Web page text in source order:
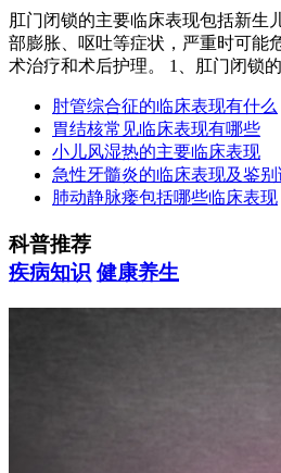
肛门闭锁的主要临床表现包括新生
部膨胀、呕吐等症状，严重时可能
术治疗和术后护理。 1、肛门闭锁
肘管综合征的临床表现有什么
胃结核常见临床表现有哪些
小儿风湿热的主要临床表现
急性牙髓炎的临床表现及鉴
肺动静脉瘘包括哪些临床表现
科普推荐
疾病知识 健康养生